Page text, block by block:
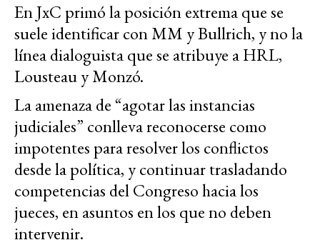
En JxC primó la posición extrema que se
suele identificar con MM y Bullrich, y no la
línea dialoguista que se atribuye a HRL,
Lousteau y Monzó.
La amenaza de “agotar las instancias
judiciales” conlleva reconocerse como
impotentes para resolver los conflictos
desde la política, y continuar trasladando
competencias del Congreso hacia los
jueces, en asuntos en los que no deben
intervenir.